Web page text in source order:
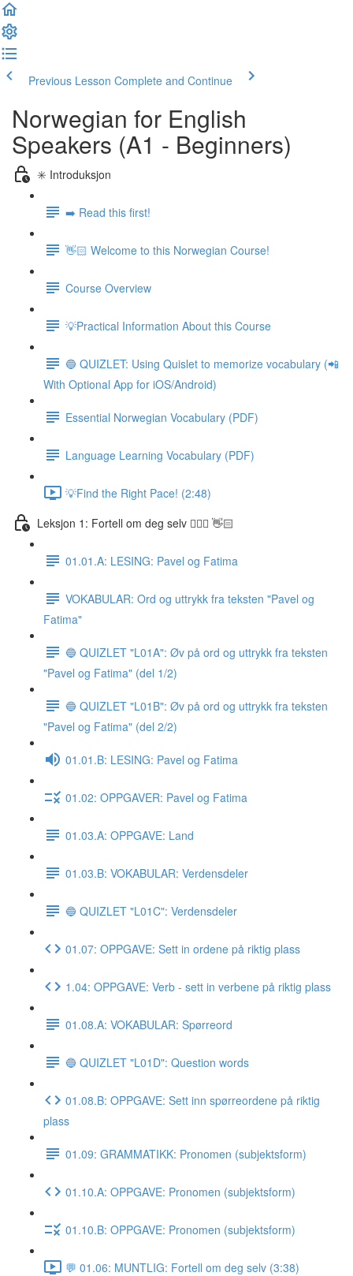
Previous Lesson Complete and Continue
Norwegian for English
Speakers (A1 - Beginners)
✳️ Introduksjon
➡️ Read this first!
👋🏻 Welcome to this Norwegian Course!
Course Overview
💡Practical Information About this Course
🔵 QUIZLET: Using Quislet to memorize vocabulary (📲
With Optional App for iOS/Android)
Essential Norwegian Vocabulary (PDF)
Language Learning Vocabulary (PDF)
💡Find the Right Pace! (2:48)
Leksjon 1: Fortell om deg selv 🙋🏽‍♀️ 👋🏻
01.01.A: LESING: Pavel og Fatima
VOKABULAR: Ord og uttrykk fra teksten "Pavel og
Fatima"
🔵 QUIZLET "L01A": Øv på ord og uttrykk fra teksten
"Pavel og Fatima" (del 1/2)
🔵 QUIZLET "L01B": Øv på ord og uttrykk fra teksten
"Pavel og Fatima" (del 2/2)
01.01.B: LESING: Pavel og Fatima
01.02: OPPGAVER: Pavel og Fatima
01.03.A: OPPGAVE: Land
01.03.B: VOKABULAR: Verdensdeler
🔵 QUIZLET "L01C": Verdensdeler
01.07: OPPGAVE: Sett in ordene på riktig plass
1.04: OPPGAVE: Verb - sett in verbene på riktig plass
01.08.A: VOKABULAR: Spørreord
🔵 QUIZLET "L01D": Question words
01.08.B: OPPGAVE: Sett inn spørreordene på riktig
plass
01.09: GRAMMATIKK: Pronomen (subjektsform)
01.10.A: OPPGAVE: Pronomen (subjektsform)
01.10.B: OPPGAVE: Pronomen (subjektsform)
💬 01.06: MUNTLIG: Fortell om deg selv (3:38)